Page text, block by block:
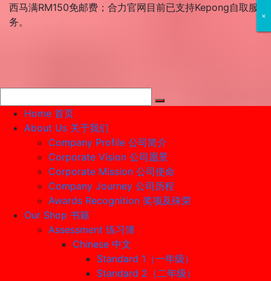
Skip西马满RM150免邮费；合力官网目前已支持Kepong自取服
务。
Home 首页
About Us 关于我们
Company Profile 公司简介
Corporate Vision 公司愿景
Corporate Mission 公司使命
Company Journey 公司历程
Awards Recognition 奖项及殊荣
Our Shop 书籍
Assessment 练习簿
Chinese 中文
Standard 1（一年级）
Standard 2（二年级）
×
×
×